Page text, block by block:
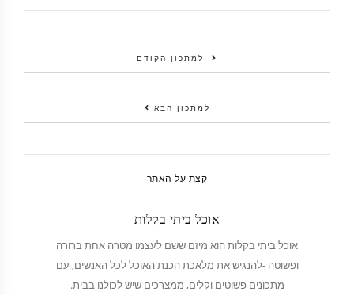
למתכון הקודם
למתכון הבא
קצת על האתר
אוכל ביתי בקלות
אוכל ביתי בקלות הוא מיזם ששם לעצמו מטרה אחת ברורה
ופשוטה -להנגיש את מלאכת הכנת האוכל לכל האנשים, עם
מתכונים פשוטים וקלים, ממצרכים שיש לכולנו בבית.